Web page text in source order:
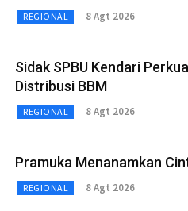
REGIONAL 8 Agt 2026
Sidak SPBU Kendari
Distribusi BBM
REGIONAL 8 Agt 2026
Pramuka Menanamkan
REGIONAL 8 Agt 2026